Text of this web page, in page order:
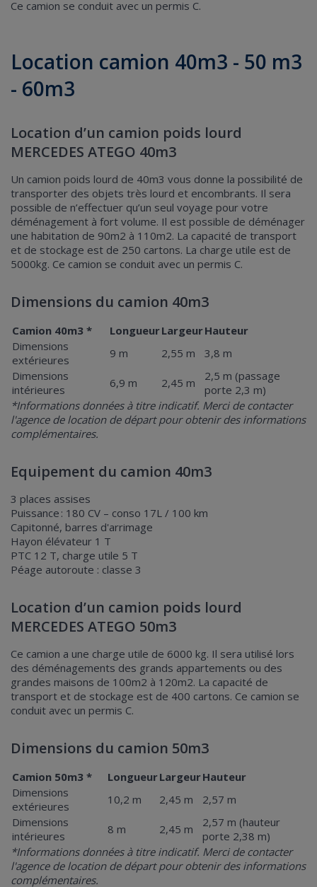
Ce camion se conduit avec un permis C.
Location camion 40m3 - 50 m3
- 60m3
Location d’un camion poids lourd
MERCEDES ATEGO 40m3
Un camion poids lourd de 40m3 vous donne la possibilité de
transporter des objets très lourd et encombrants. Il sera
possible de n’effectuer qu’un seul voyage pour votre
déménagement à fort volume. Il est possible de déménager
une habitation de 90m2 à 110m2. La capacité de transport
et de stockage est de 250 cartons. La charge utile est de
5000kg. Ce camion se conduit avec un permis C.
Dimensions du camion 40m3
Camion 40m3 * LongueurLargeurHauteur
Dimensions
extérieures
9 m 2,55 m
3,8 m
Dimensions
intérieures
6,9 m 2,45 m
2,5 m (passage
porte 2,3 m)
*Informations données à titre indicatif. Merci de contacter
l'agence de location de départ pour obtenir des informations
complémentaires.
Equipement du camion 40m3
3 places assises
Puissance : 180 CV – conso 17L / 100 km
Capitonné, barres d'arrimage
Hayon élévateur 1 T
PTC 12 T, charge utile 5 T
Péage autoroute : classe 3
Location d’un camion poids lourd
MERCEDES ATEGO 50m3
Ce camion a une charge utile de 6000 kg. Il sera utilisé lors
des déménagements des grands appartements ou des
grandes maisons de 100m2 à 120m2. La capacité de
transport et de stockage est de 400 cartons. Ce camion se
conduit avec un permis C.
Dimensions du camion 50m3
Camion 50m3 * LongueurLargeurHauteur
Dimensions
extérieures
10,2 m 2,45 m
2,57 m
Dimensions
intérieures
8 m 2,45 m
2,57 m (hauteur
porte 2,38 m)
*Informations données à titre indicatif. Merci de contacter
l'agence de location de départ pour obtenir des informations
complémentaires.